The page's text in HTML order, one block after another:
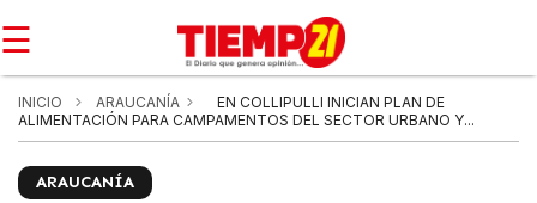
☰
INICIO ARAUCANÍA
EN COLLIPULLI INICIAN PLAN DE
ALIMENTACIÓN PARA CAMPAMENTOS DEL SECTOR URBANO Y...
ARAUCANÍA